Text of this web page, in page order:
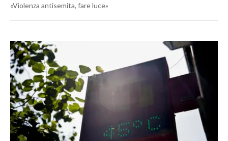
«Violenza antisemita, fare luce»